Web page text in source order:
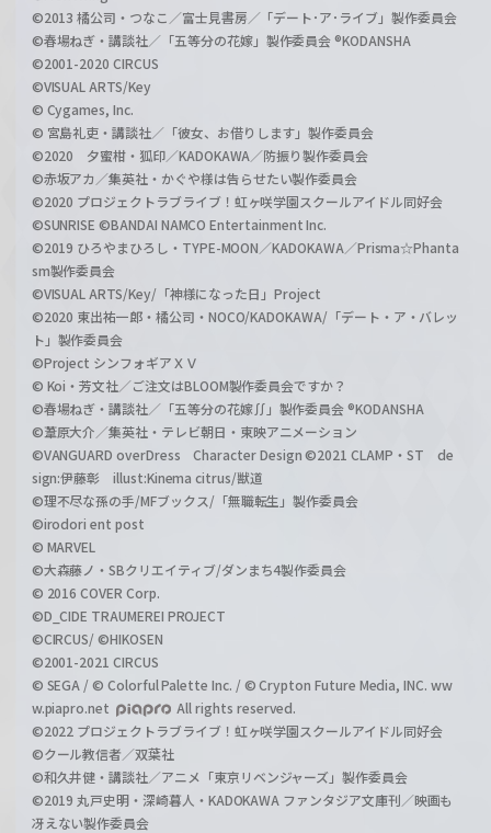
©2013 橘公司・つなこ／富士見書房／「デート･ア･ライブ」製作委員会
©春場ねぎ・講談社／「五等分の花嫁」製作委員会 ®KODANSHA
©2001-2020 CIRCUS
©VISUAL ARTS/Key
© Cygames, Inc.
© 宮島礼吏・講談社／「彼女、お借りします」製作委員会
©2020 夕蜜柑・狐印／KADOKAWA／防振り製作委員会
©赤坂アカ／集英社・かぐや様は告らせたい製作委員会
©2020 プロジェクトラブライブ！虹ヶ咲学園スクールアイドル同好会
©SUNRISE ©BANDAI NAMCO Entertainment Inc.
©2019 ひろやまひろし・TYPE-MOON／KADOKAWA／Prisma☆Phanta
sm製作委員会
©VISUAL ARTS/Key/「神様になった日」Project
©2020 東出祐一郎・橘公司・NOCO/KADOKAWA/「デート・ア・バレッ
ト」製作委員会
©Project シンフォギアＸＶ
© Koi・芳文社／ご注文はBLOOM製作委員会ですか？
©春場ねぎ・講談社／「五等分の花嫁∬」製作委員会 ®KODANSHA
©葦原大介／集英社・テレビ朝日・東映アニメーション
©VANGUARD overDress Character Design ©2021 CLAMP・ST de
sign:伊藤彰 illust:Kinema citrus/獣道
©理不尽な孫の手/MFブックス/「無職転生」製作委員会
©irodori ent post
© MARVEL
©大森藤ノ・SBクリエイティブ/ダンまち4製作委員会
© 2016 COVER Corp.
©D_CIDE TRAUMEREI PROJECT
©CIRCUS/ ©HIKOSEN
©2001-2021 CIRCUS
© SEGA / © Colorful Palette Inc. / © Crypton Future Media, INC. ww
w.piapro.net
All rights reserved.
©2022 プロジェクトラブライブ！虹ヶ咲学園スクールアイドル同好会
©クール教信者／双葉社
©和久井健・講談社／アニメ「東京リベンジャーズ」製作委員会
©2019 丸戸史明・深崎暮人・KADOKAWA ファンタジア文庫刊／映画も
冴えない製作委員会